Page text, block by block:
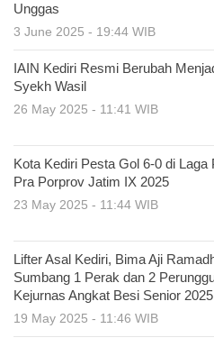
Unggas
3 June 2025 - 19:44 WIB
IAIN Kediri Resmi Berubah
Syekh Wasil
26 May 2025 - 11:41 WIB
Kota Kediri Pesta Gol 6-0 di Laga
Pra Porprov Jatim IX 2025
23 May 2025 - 11:44 WIB
Lifter Asal Kediri, Bima Aji
Sumbang 1 Perak dan 2
Kejurnas Angkat Besi Senior 2025
19 May 2025 - 11:46 WIB